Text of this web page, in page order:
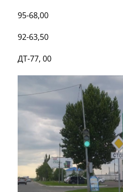
95-68,00
92-63,50
ДТ-77, 00